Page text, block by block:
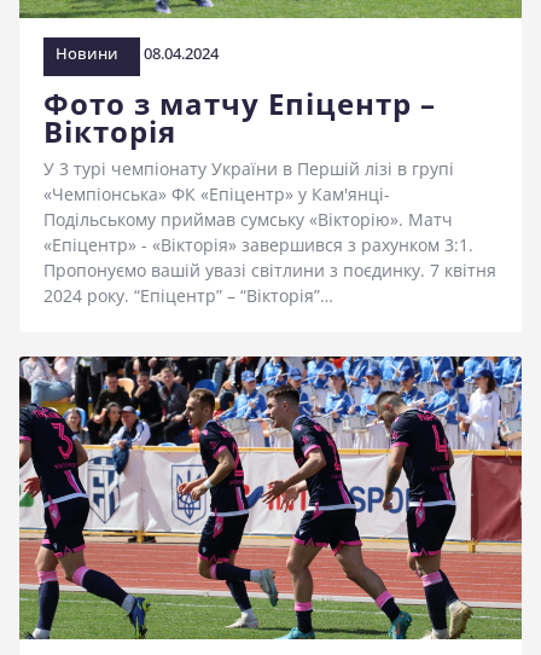
Новини 08.04.2024
Фото з матчу Епіцентр –
Вікторія
У 3 турі чемпіонату України в Першій лізі в групі
«Чемпіонська» ФК «Епіцентр» у Кам'янці-
Подільському приймав сумську «Вікторію». Матч
«Епіцентр» - «Вікторія» завершився з рахунком 3:1.
Пропонуємо вашій увазі світлини з поєдинку. 7 квітня
2024 року. “Епіцентр” – “Вікторія”…